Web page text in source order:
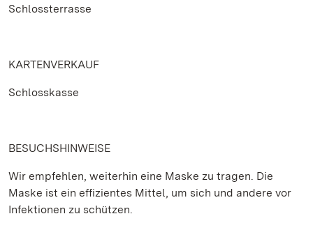
Schlossterrasse
KARTENVERKAUF
Schlosskasse
BESUCHSHINWEISE
Wir empfehlen, weiterhin eine Maske zu tragen. Die
Maske ist ein effizientes Mittel, um sich und andere vor
Infektionen zu schützen.